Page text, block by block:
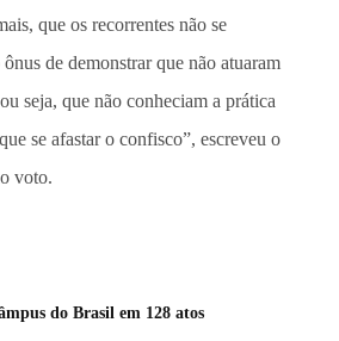
que os recorrentes não se
de demonstrar que não atuaram
seja, que não conheciam a prática
se afastar o confisco”, escreveu o
voto.
do Brasil em 128 atos